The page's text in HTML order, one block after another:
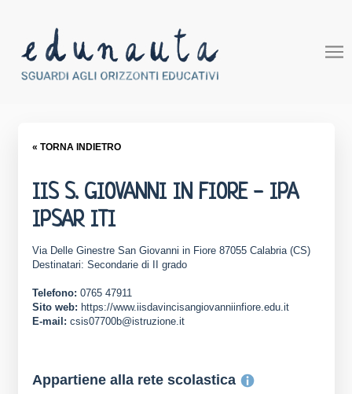
« TORNA INDIETRO
IIS S. GIOVANNI IN FIORE - IPA
IPSAR ITI
Via Delle Ginestre San Giovanni in Fiore 87055 Calabria (CS)
Destinatari: Secondarie di II grado
Telefono: 0765 47911
Sito web: https://www.iisdavincisangiovanniinfiore.edu.it
E-mail: csis07700b@istruzione.it
Appartiene alla rete scolastica